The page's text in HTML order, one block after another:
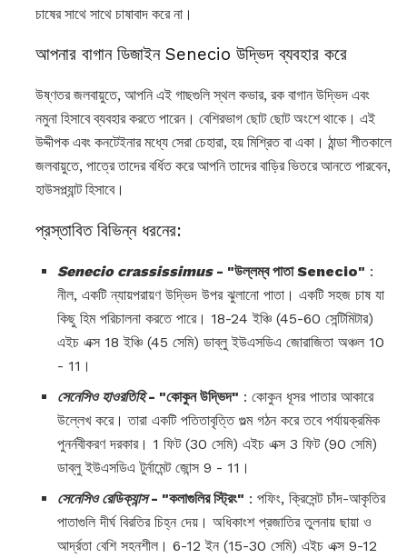
চাষের সাথে সাথে চাষাবাদ করে না।
আপনার বাগান ডিজাইন Senecio উদ্ভিদ ব্যবহার করে
উষ্ণতর জলবায়ুতে, আপনি এই গাছগুলি স্থল কভার, রক বাগান উদ্ভিদ এবং
নমুনা হিসাবে ব্যবহার করতে পারেন। বেশিরভাগ ছোট ছোট অংশে থাকে। এই
উদ্দীপক এবং কনটেইনার মধ্যে সেরা চেহারা, হয় মিশ্রিত বা একা। ঠান্ডা শীতকালে
জলবায়ুতে, পাত্রে তাদের বর্ধিত করে আপনি তাদের বাড়ির ভিতরে আনতে পারবেন,
হাউসপ্ল্যান্ট হিসাবে।
প্রস্তাবিত বিভিন্ন ধরনের:
Senecio crassissimus- "উল্লম্ব পাতা Senecio" :
নীল, একটি ন্যায়পরায়ণ উদ্ভিদ উপর ঝুলানো পাতা। একটি সহজ চাষ যা
কিছু হিম পরিচালনা করতে পারে। 18-24 ইঞ্চি (45-60 সেন্টিমিটার)
এইচ এক্স 18 ইঞ্চি (45 সেমি) ডাব্লু ইউএসডিএ জোরাজিতা অঞ্চল 10
- 11।
সেনেসিও হাওরতিহি- "কোকুন উদ্ভিদ" : কোকুন ধূসর পাতার আকারে
উল্লেখ করে। তারা একটি পতিতাবৃত্তি গুল্ম গঠন করে তবে পর্যায়ক্রমিক
পুনর্নবীকরণ দরকার। 1 ফিট (30 সেমি) এইচ এক্স 3 ফিট (90 সেমি)
ডাব্লু ইউএসডিএ টুর্নামেন্ট জোন্স 9 - 11।
সেনেসিও রেডিক্যান্স- "কলাগুলির স্ট্রিং" : পফিং, ক্রিসেন্ট চাঁদ-আকৃতির
পাতাগুলি দীর্ঘ বিরতির চিহ্ন দেয়। অধিকাংশ প্রজাতির তুলনায় ছায়া ও
আর্দ্রতা বেশি সহনশীল। 6-12 ইন (15-30 সেমি) এইচ এক্স 9-12